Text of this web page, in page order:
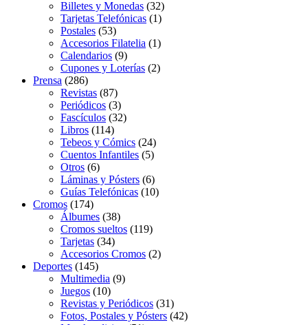
Billetes y Monedas (32)
Tarjetas Telefónicas (1)
Postales (53)
Accesorios Filatelia (1)
Calendarios (9)
Cupones y Loterías (2)
Prensa (286)
Revistas (87)
Periódicos (3)
Fascículos (32)
Libros (114)
Tebeos y Cómics (24)
Cuentos Infantiles (5)
Otros (6)
Láminas y Pósters (6)
Guías Telefónicas (10)
Cromos (174)
Álbumes (38)
Cromos sueltos (119)
Tarjetas (34)
Accesorios Cromos (2)
Deportes (145)
Multimedia (9)
Juegos (10)
Revistas y Periódicos (31)
Fotos, Postales y Pósters (42)